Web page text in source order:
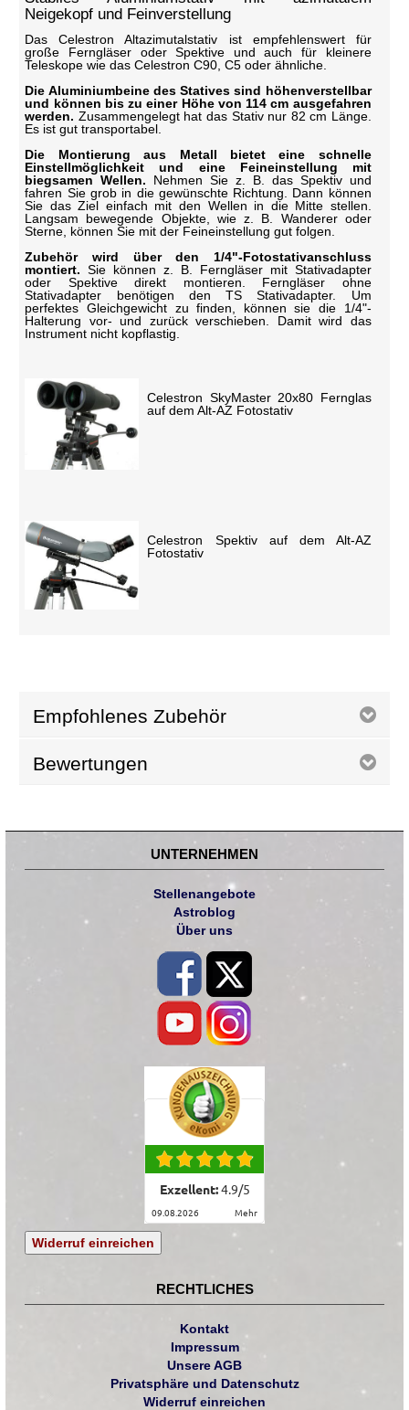
Neigekopf und Feinverstellung
Das Celestron Altazimutalstativ ist empfehlenswert für
große Ferngläser oder Spektive und auch für kleinere
Teleskope wie das Celestron C90, C5 oder ähnliche.
Die Aluminiumbeine des Statives sind höhenverstellbar
und können bis zu einer Höhe von 114 cm ausgefahren
werden. Zusammengelegt hat das Stativ nur 82 cm Länge.
Es ist gut transportabel.
Die Montierung aus Metall bietet eine schnelle
Einstellmöglichkeit und eine Feineinstellung mit
biegsamen Wellen. Nehmen Sie z. B. das Spektiv und
fahren Sie grob in die gewünschte Richtung. Dann können
Sie das Ziel einfach mit den Wellen in die Mitte stellen.
Langsam bewegende Objekte, wie z. B. Wanderer oder
Sterne, können Sie mit der Feineinstellung gut folgen.
Zubehör wird über den 1/4"-Fotostativanschluss
montiert. Sie können z. B. Ferngläser mit Stativadapter
oder Spektive direkt montieren. Ferngläser ohne
Stativadapter benötigen den TS Stativadapter. Um
perfektes Gleichgewicht zu finden, können sie die 1/4"-
Halterung vor- und zurück verschieben. Damit wird das
Instrument nicht kopflastig.
Celestron SkyMaster 20x80 Fernglas
auf dem Alt-AZ Fotostativ
Celestron Spektiv auf dem Alt-AZ
Fotostativ
Empfohlenes Zubehör
Bewertungen
UNTERNEHMEN
Stellenangebote
Astroblog
Über uns
Exzellent:4.9/5
09.08.2026 mehr
Widerruf einreichen
RECHTLICHES
Kontakt
Impressum
Unsere AGB
Privatsphäre und Datenschutz
Widerruf einreichen